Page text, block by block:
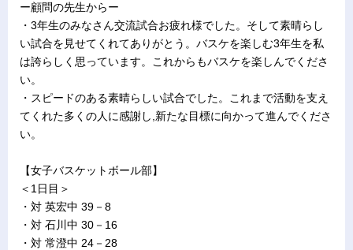
ー顧問の先生からー
・3年生のみなさん交流試合お疲れ様でした。そして素晴らし
い試合を見せてくれてありがとう。バスケを楽しむ3年生を私
は誇らしく思っています。これからもバスケを楽しんでくださ
い。
・スピードのある素晴らしい試合でした。これまで活動を支え
てくれた多くの人に感謝し,新たな目標に向かって進んでくださ
い。
【女子バスケットボール部】
＜1日目＞
・対 英宏中 39－8
・対 石川中 30－16
・対 常澄中 24－28